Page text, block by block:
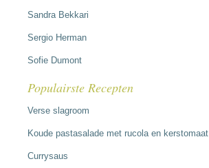
Sandra Bekkari
Sergio Herman
Sofie Dumont
Populairste Recepten
Verse slagroom
Koude pastasalade met rucola en kerstomaat
Currysaus